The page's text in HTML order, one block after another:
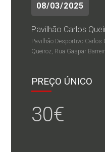
08/03/2025
Pavilhão Carlos
Pavilhão Desportivo Carlos
Queiroz, Rua Gaspar
PREÇO ÚNICO
30€